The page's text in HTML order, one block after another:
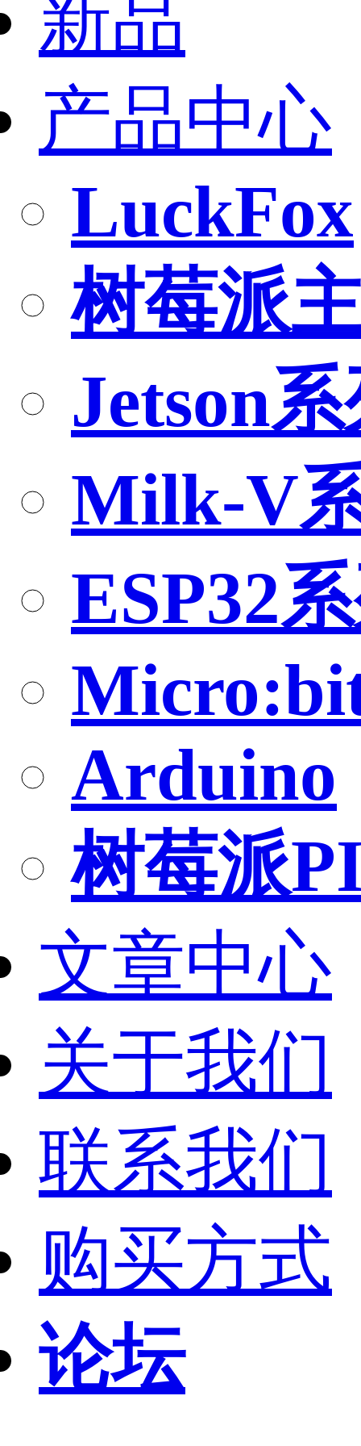
新品
产品中心
LuckFox
树莓派
Jetson
Milk-V
ESP32
Arduino
树莓派
文章中心
关于我们
联系我们
购买方式
论坛